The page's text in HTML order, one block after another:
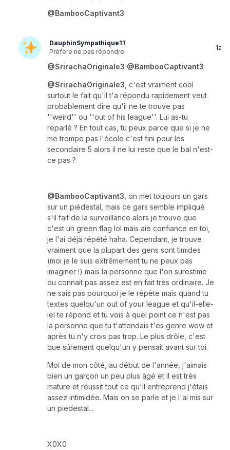
@BambooCaptivant3
DauphinSympathique11
Préfère ne pas répondre
1a
@SrirachaOriginale3 @BambooCaptivant3
@SrirachaOriginale3 , c'est vraiment cool
surtout le fait qu'il t'a répondu rapidement veut
probablement dire qu'il ne te trouve pas
''weird'' ou ''out of his league''. Lui as-tu
reparlé ? En tout cas, tu peux parce que si je ne
me trompe pas l'école c'est fini pour les
secondaire 5 alors il ne lui reste que le bal n'est-
ce pas ?
@BambooCaptivant3 , on met toujours un gars
sur un piédestal, mais ce gars semble impliqué
s'il fait de la surveillance alors je trouve que
c'est un green flag lol mais aie confiance en toi,
je l'ai déjà répété haha. Cependant, je trouve
vraiment que la plupart des gens sont timides
(moi je le suis extrêmement tu ne peux pas
imaginer !) mais la personne que l'on surestime
ou connait pas assez est en fait très ordinaire. Je
ne sais pas pourquoi je le répète mais quand tu
textes quelqu'un out of your league et qu'il-elle-
iel te répond et tu vois à quel point ce n'est pas
la personne que tu t'attendais t'es genre wow et
après tu n'y crois pas trop. Le plus drôle, c'est
que sûrement quelqu'un y pensait avant sur toi.
Moi de mon côté, au début de l'année, j'aimais
bien un garçon un peu plus âgé et il est très
mature et réussit tout ce qu'il entreprend j'étais
assez intimidée. Mais on se parle et je l'ai mis sur
un piedestal...
X0X0